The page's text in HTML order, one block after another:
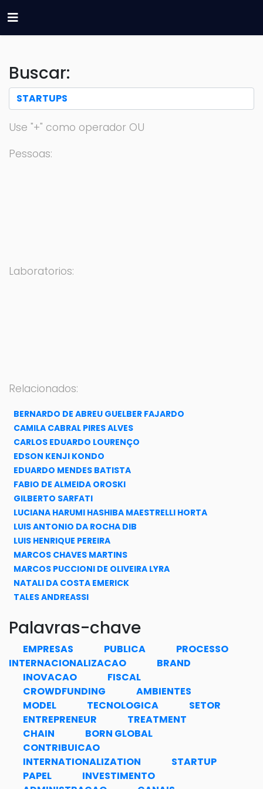
Buscar:
Use "+" como operador OU
Pessoas:
Laboratorios:
Relacionados:
BERNARDO DE ABREU GUELBER FAJARDO
CAMILA CABRAL PIRES ALVES
CARLOS EDUARDO LOURENÇO
EDSON KENJI KONDO
EDUARDO MENDES BATISTA
FABIO DE ALMEIDA OROSKI
GILBERTO SARFATI
LUCIANA HARUMI HASHIBA MAESTRELLI HORTA
LUIS ANTONIO DA ROCHA DIB
LUIS HENRIQUE PEREIRA
MARCOS CHAVES MARTINS
MARCOS PUCCIONI DE OLIVEIRA LYRA
NATALI DA COSTA EMERICK
TALES ANDREASSI
Palavras-chave
EMPRESAS PUBLICA
PROCESSO
INTERNACIONALIZACAO
BRAND
INOVACAO
FISCAL
CROWDFUNDING
AMBIENTES
MODEL
TECNOLOGICA
SETOR
ENTREPRENEUR
TREATMENT
CHAIN
BORN GLOBAL
CONTRIBUICAO
INTERNATIONALIZATION
STARTUP
PAPEL
INVESTIMENTO